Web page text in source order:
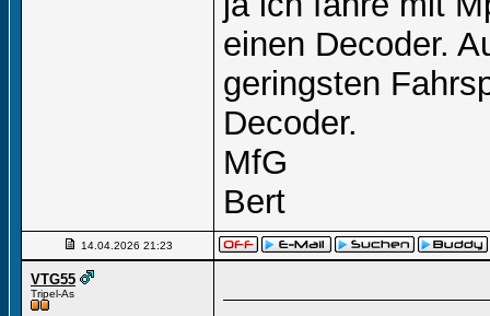
einen Decoder.
geringsten
Decoder.
MfG
Bert
14.04.2026 21:23
VTG55
Tripel-As